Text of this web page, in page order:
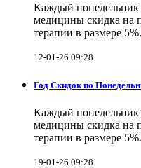
Каждый понедельник
медицины скидка на
терапии в размере 5%.
12-01-26 09:28
Год Скидок по
Каждый понедельник
медицины скидка на
терапии в размере 5%.
19-01-26 09:28